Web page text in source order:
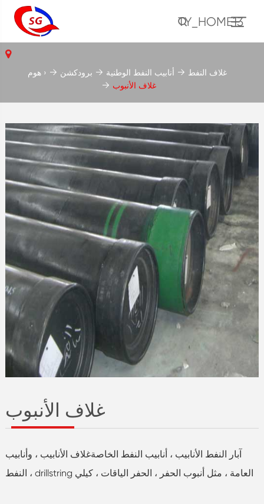
TY_HOME13
غلاف الأنبوب
آبار النفط الأنابيب ، أنابيب النفط الخاصةغلاف الأنابيب ، وأنابيب
النفط ، drillstring العامة ، مثل أنبوب الحفر ، الحفر الياقات ، كيلي
هوم › برودكشن أنابيب النفط الوطنية
غلاف النفط
غلاف الأنبوب